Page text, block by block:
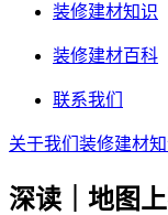
装修建材知识
装修建材百科
联系我们
关于我们 装修建材
深读｜地图